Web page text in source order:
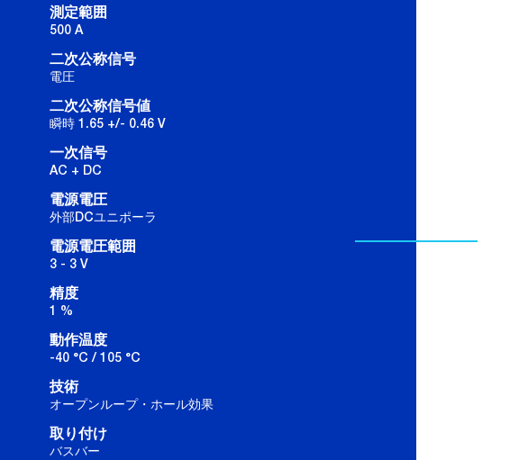
測定範囲
500 A
二次公称信号
電圧
二次公称信号値
瞬時 1.65 +/- 0.46 V
一次信号
AC + DC
電源電圧
外部DCユニポーラ
電源電圧範囲
3 - 3 V
精度
1 %
動作温度
-40 °C / 105 °C
技術
オープンループ・ホール効果
取り付け
バスバー